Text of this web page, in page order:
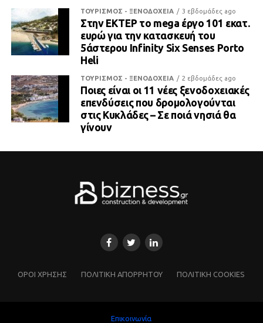
ΤΟΥΡΙΣΜΟΣ - ΞΕΝΟΔΟΧΕΙΑ 3 εβδομάδες ago
Στην ΕΚΤΕΡ το mega έργο 101 εκατ.
ευρώ για την κατασκευή του
5άστερου Infinity Six Senses Porto
Heli
ΤΟΥΡΙΣΜΟΣ - ΞΕΝΟΔΟΧΕΙΑ 2 εβδομάδες ago
Ποιες είναι οι 11 νέες ξενοδοχειακές
επενδύσεις που δρομολογούνται
στις Κυκλάδες – Σε ποιά νησιά θα
γίνουν
ΌΡΟΙ ΧΡΗΣΗΣ ΠΟΛΙΤΙΚΗ ΑΠΟΡΡΗΤΟΥ ΠΟΛΙΤΙΚΗ COOKIES
Επικοινωνία